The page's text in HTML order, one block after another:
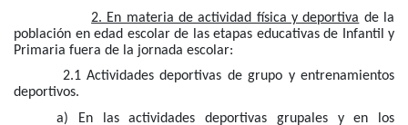
2. En materia de actividad física y deportiva de la
población en edad escolar de las etapas educativas de Infantil y
Primaria fuera de la jornada escolar:
2.1 Actividades deportivas de grupo y entrenamientos
deportivos.
a) En las actividades deportivas grupales y en los